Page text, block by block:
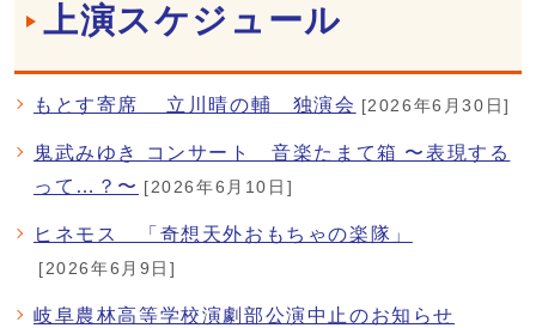
上演スケジュール
もとす寄席 立川晴の輔 独演会 [2026年6月30日]
鬼武みゆき コンサート 音楽たまて箱 〜表現する
って…？〜 [2026年6月10日]
ヒネモス 「奇想天外おもちゃの楽隊」
[2026年6月9日]
岐阜農林高等学校演劇部公演中止のお知らせ